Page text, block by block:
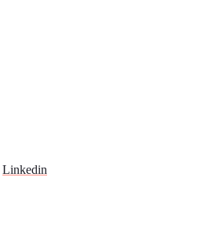
Linkedin